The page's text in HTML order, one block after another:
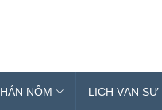
NÔM LỊCH VẠN SỰ